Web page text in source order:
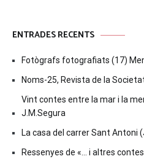
ENTRADES RECENTS
Fotògrafs fotografiats (17)
Noms-25, Revista de la
Vint contes entre la mar i la
J.M.Segura
La casa del carrer Sant Antoni
Ressenyes de «… i altres